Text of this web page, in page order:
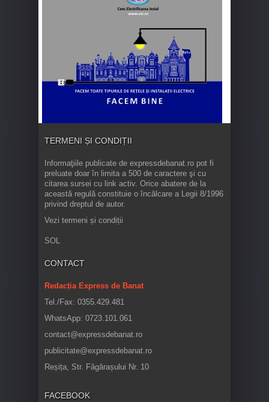
TERMENI ȘI CONDIȚII
Informaţiile publicate de expressdebanat.ro pot fi
preluate doar în limita a 500 de caractere şi cu
citarea sursei cu link activ. Orice abatere de la
această regulă constituie o încălcare a Legii 8/1996
privind dreptul de autor.
Vezi termeni și condiții
SOL
CONTACT
Redacția Express de Banat
Tel./Fax: 0355.429.481
WhatsApp: 0723.101.061
contact@expressdebanat.ro
publicitate@expressdebanat.ro
Reșița, Str. Făgărașului Nr. 10
FACEBOOK